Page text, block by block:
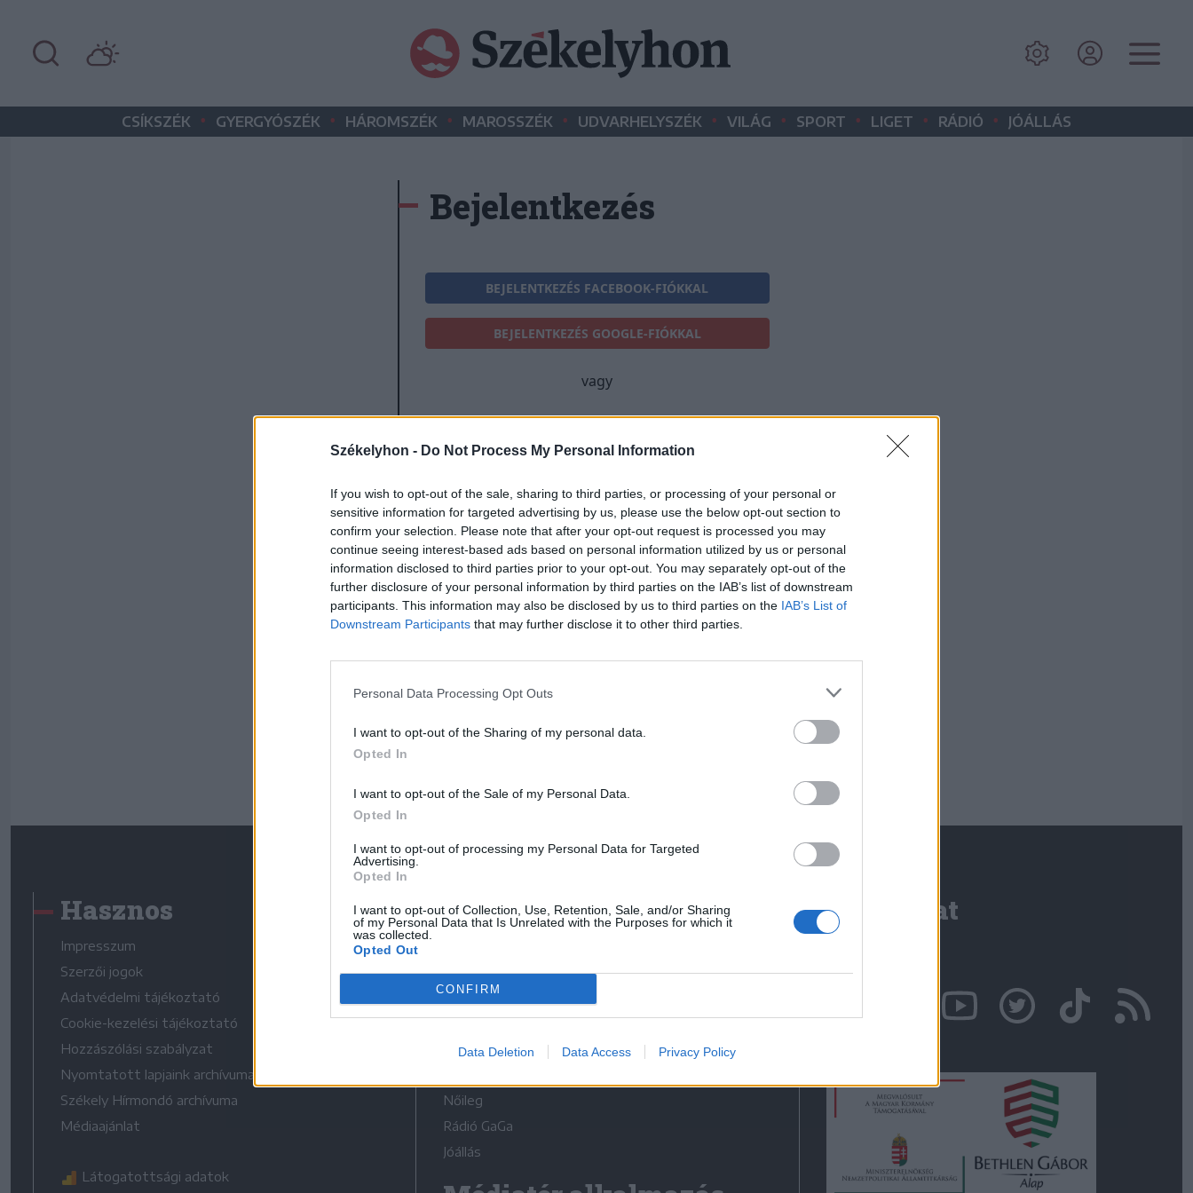
Székelyhon - Do Not Process My Personal Information
If you wish to opt-out of the sale, sharing to third parties, or processing of your personal or
sensitive information for targeted advertising by us, please use the below opt-out section to
confirm your selection. Please note that after your opt-out request is processed you may
continue seeing interest-based ads based on personal information utilized by us or personal
information disclosed to third parties prior to your opt-out. You may separately opt-out of the
further disclosure of your personal information by third parties on the IAB’s list of downstream
participants. This information may also be disclosed by us to third parties on the IAB’s List of
Downstream Participants that may further disclose it to other third parties.
Personal Data Processing Opt Outs
I want to opt-out of the Sharing of my personal data.
Opted In
I want to opt-out of the Sale of my Personal Data.
Opted In
I want to opt-out of processing my Personal Data for Targeted
Advertising.
Opted In
I want to opt-out of Collection, Use, Retention, Sale, and/or Sharing
of my Personal Data that Is Unrelated with the Purposes for which it
was collected.
Opted Out
CONFIRM
Data Deletion Data Access Privacy Policy
CSÍKSZÉK • GYERGYÓSZÉK • HÁROMSZÉK • MAROSSZÉK • UDVARHELYSZÉK • VILÁG • SPORT • LIGET • RÁDIÓ • JÓÁLLÁS
Bejelentkezés
BEJELENTKEZÉS FACEBOOK-FIÓKKAL
BEJELENTKEZÉS GOOGLE-FIÓKKAL
vagy
E-mail-cím
Jelszó
Elfelejtette a jelszavát?
BEJELENTKEZÉS
Hasznos
Impresszum
Szerzői jogok
Adatvédelmi tájékoztató
Cookie-kezelési tájékoztató
Hozzászólási szabályzat
Nyomtatott lapjaink archívuma
Székely Hírmondó archívuma
Médiaajánlat
Látogatottsági adatok
Médiatér
Liget
Krónika
Bihari Napló
Erdélyi Napló
Nőileg
Rádió GaGa
Jóállás
Kapcsolat